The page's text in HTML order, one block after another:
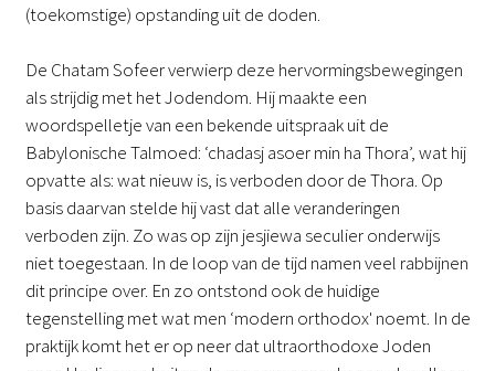
(toekomstige) opstanding uit de doden.
De Chatam Sofeer verwierp deze hervormingsbewegingen
als strijdig met het Jodendom. Hij maakte een
woordspelletje van een bekende uitspraak uit de
Babylonische Talmoed: ‘chadasj asoer min ha Thora’, wat hij
opvatte als: wat nieuw is, is verboden door de Thora. Op
basis daarvan stelde hij vast dat alle veranderingen
verboden zijn. Zo was op zijn jesjiewa seculier onderwijs
niet toegestaan. In de loop van de tijd namen veel rabbijnen
dit principe over. En zo ontstond ook de huidige
tegenstelling met wat men ‘modern orthodox' noemt. In de
praktijk komt het er op neer dat ultraorthodoxe Joden